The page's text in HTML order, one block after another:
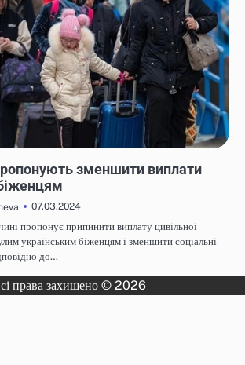
зменшити виплати
07.03.2024
пропонує припинити виплату цивільної
українським біженцям і зменшити соціальні
до…
права захищено © 2026